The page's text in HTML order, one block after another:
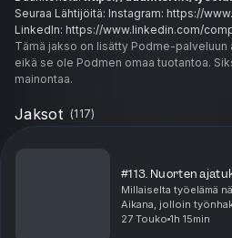
Seuraa Lähtijöitä: Instagram: https://www.instagram.com/lahtijat
LinkedIn: https://www.linkedin.com/
Tämä jakso on lisätty Podme-
eikä se ole Podmen omaa tuotantoa.
mainontaa.
Jaksot (117)
#113. Nuorten
Millaiselta työelämä
Aikana, jolloin
koskaan, tekoäly
27 Touko 1h 15min